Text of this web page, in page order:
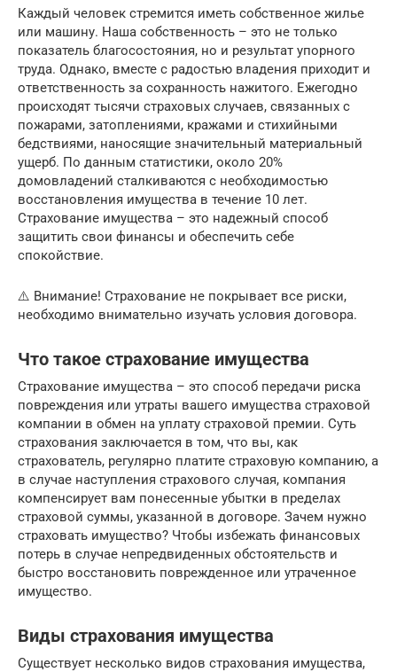
Каждый человек стремится иметь собственное жилье
или машину. Наша собственность – это не только
показатель благосостояния, но и результат упорного
труда. Однако, вместе с радостью владения приходит и
ответственность за сохранность нажитого. Ежегодно
происходят тысячи страховых случаев, связанных с
пожарами, затоплениями, кражами и стихийными
бедствиями, наносящие значительный материальный
ущерб. По данным статистики, около 20%
домовладений сталкиваются с необходимостью
восстановления имущества в течение 10 лет.
Страхование имущества – это надежный способ
защитить свои финансы и обеспечить себе
спокойствие.
⚠️ Внимание! Страхование не покрывает все риски,
необходимо внимательно изучать условия договора.
Что такое страхование имущества
Страхование имущества – это способ передачи риска
повреждения или утраты вашего имущества страховой
компании в обмен на уплату страховой премии. Суть
страхования заключается в том, что вы, как
страхователь, регулярно платите страховую компанию, а
в случае наступления страхового случая, компания
компенсирует вам понесенные убытки в пределах
страховой суммы, указанной в договоре. Зачем нужно
страховать имущество? Чтобы избежать финансовых
потерь в случае непредвиденных обстоятельств и
быстро восстановить поврежденное или утраченное
имущество.
Виды страхования имущества
Существует несколько видов страхования имущества,